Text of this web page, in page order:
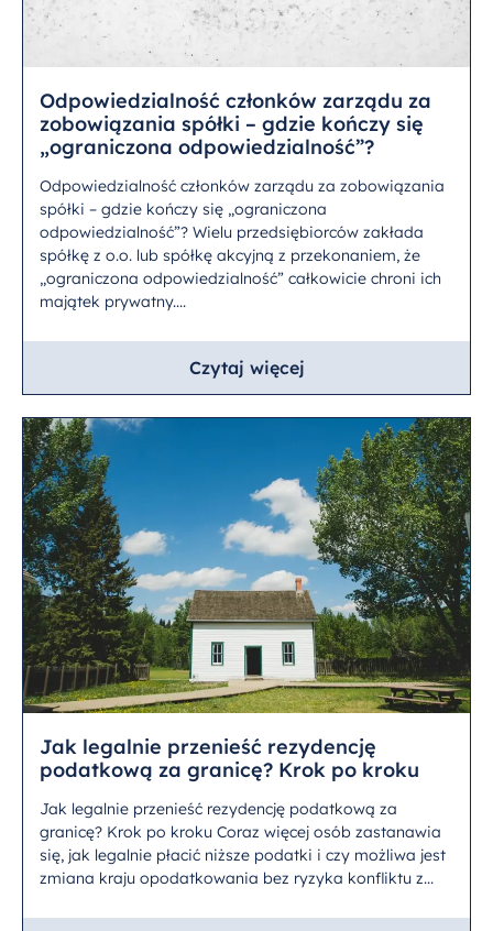
Odpowiedzialność członków zarządu za
zobowiązania spółki – gdzie kończy się
„ograniczona odpowiedzialność”?
Odpowiedzialność członków zarządu za zobowiązania
spółki – gdzie kończy się „ograniczona
odpowiedzialność”? Wielu przedsiębiorców zakłada
spółkę z o.o. lub spółkę akcyjną z przekonaniem, że
„ograniczona odpowiedzialność” całkowicie chroni ich
majątek prywatny....
Czytaj więcej
Jak legalnie przenieść rezydencję
podatkową za granicę? Krok po kroku
Jak legalnie przenieść rezydencję podatkową za
granicę? Krok po kroku Coraz więcej osób zastanawia
się, jak legalnie płacić niższe podatki i czy możliwa jest
zmiana kraju opodatkowania bez ryzyka konfliktu z...